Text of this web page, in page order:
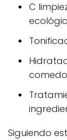
C
Siguiendo